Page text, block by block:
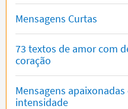
Mensagens Curtas
73 textos de amor com
coração
Mensagens
intensidade